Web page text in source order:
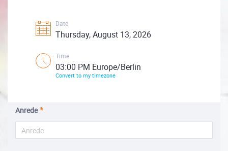
Date
Thursday, August 13, 2026
Time
03:00 PM Europe/Berlin
Convert to my timezone
Anrede